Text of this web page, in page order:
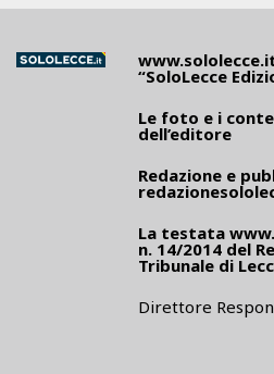
“SoloLecce
Le foto e i
dell’editore
Redazione e
La testata
n. 14/2014 del
Tribunale di
Direttore